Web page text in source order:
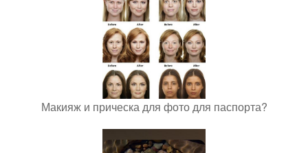
Макияж и прическа для фото для паспорта?